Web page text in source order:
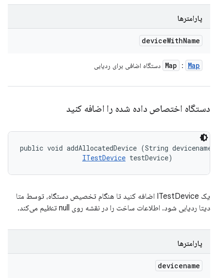
پارامترها
deviceWithName
Map : Map دستگاه اضافی برای ردیابی
دستگاه اختصاص داده شده را اضافه کنید
public void addAllocatedDevice (String
ITestDevice testDevice)
یک ITestDevice اضافه کنید تا هنگام تخصیص دستگاه، توسط متا
دیتا ردیابی شود. اطلاعات ساخت را در نقشه روی null تنظیم می‌کند.
پارامترها
devicename